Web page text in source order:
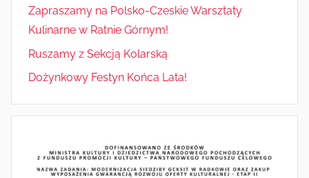
Zapraszamy na Polsko-Czeskie Warsztaty
Kulinarne w Ratnie Górnym!
Ruszamy z Sekcją Kolarską
Dożynkowy Festyn Końca Lata!